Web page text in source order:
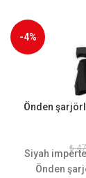
-4%
Önden
₺
Siyah
Önden